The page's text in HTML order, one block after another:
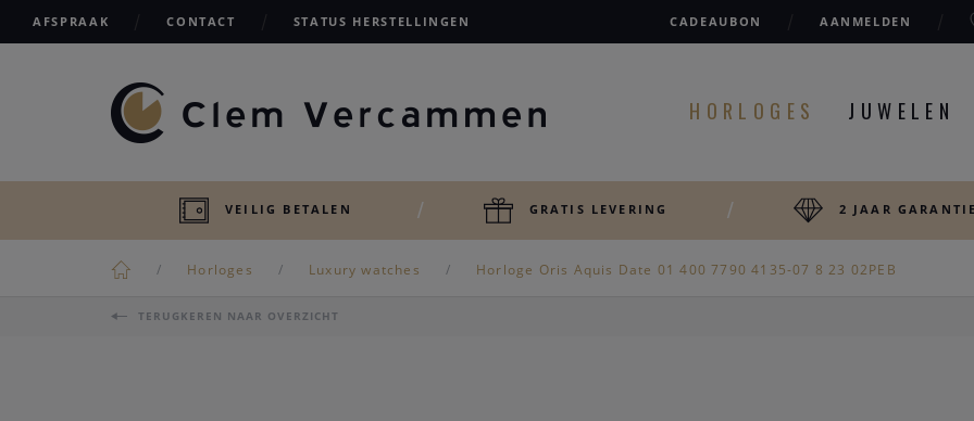
AFSPRAAK CONTACT STATUS HERSTELLINGEN CADEAUBON AANMELDEN
HORLOGES JUWELEN
VEILIG BETALEN GRATIS LEVERING 2 JAAR GARANTIE
Horloges Luxury watches Horloge Oris Aquis Date 01 400 7790 4135-07 8 23 02PEB
TERUGKEREN NAAR OVERZICHT